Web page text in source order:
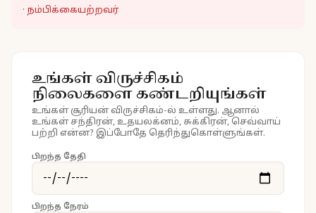
· நம்பிக்கையற்றவர்
உங்கள் விருச்சிகம்
நிலைகளை கண்டறியுங்கள்
உங்கள் சூரியன் விருச்சிகம்-ல் உள்ளது. ஆனால்
உங்கள் சந்திரன், உதயலக்னம், சுக்கிரன், செவ்வாய்
பற்றி என்ன? இப்போதே தெரிந்துகொள்ளுங்கள்.
பிறந்த தேதி
பிறந்த நேரம்